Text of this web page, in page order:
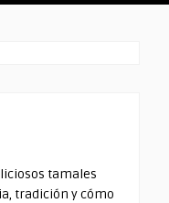
tamales
tradición y cómo